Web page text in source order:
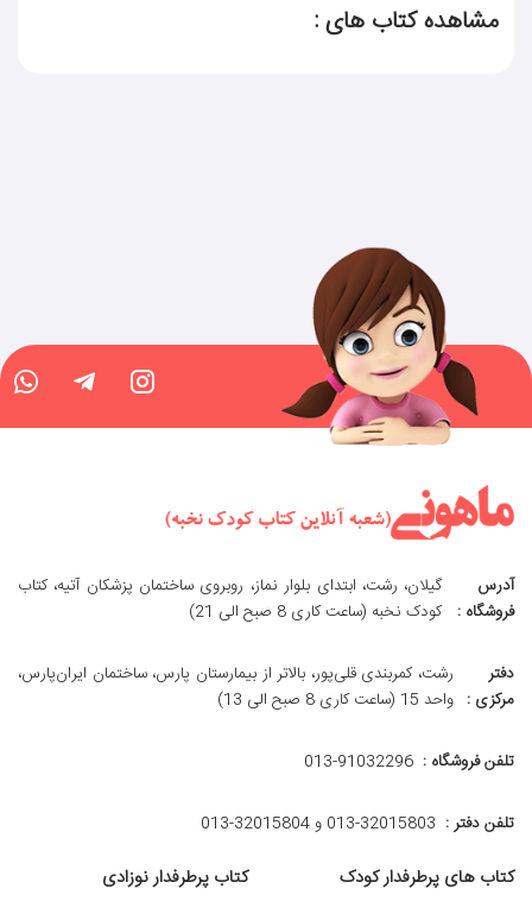
مشاهده کتاب های :
آدرس
فروشگاه :
گیلان، رشت، ابتدای بلوار نماز، روبروی ساختمان پزشکان آتیه، کتاب
کودک نخبه (ساعت کاری 8 صبح الی 21)
دفتر
مرکزی :
رشت، کمربندی قلی‌پور، بالاتر از بیمارستان پارس، ساختمان ایران‌پارس،
واحد 15 (ساعت کاری 8 صبح الی 13)
تلفن فروشگاه : 013-91032296
تلفن دفتر : 013-32015803 و 32015804-013
کتاب های پرطرفدار کودک کتاب پرطرفدار نوزادی